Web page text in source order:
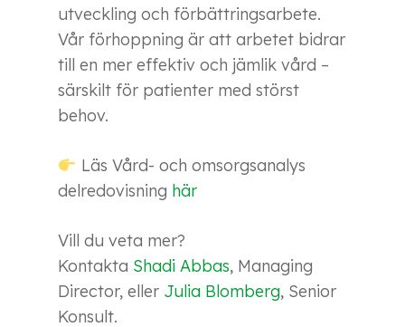
utveckling och förbättringsarbete.
Vår förhoppning är att arbetet bidrar
till en mer effektiv och jämlik vård –
särskilt för patienter med störst
behov.
Läs Vård- och omsorgsanalys
delredovisning här
Vill du veta mer?
Kontakta Shadi Abbas, Managing
Director, eller Julia Blomberg, Senior
Konsult.